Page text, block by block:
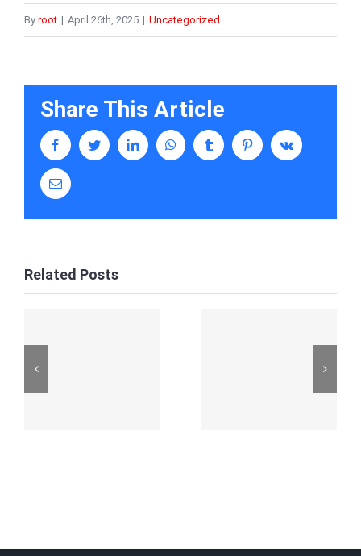
By root | April 26th, 2025 | Uncategorized
Share This Article
facebooktwitter linkedin whatsapptumblr pinterestvk
Email
Related Posts